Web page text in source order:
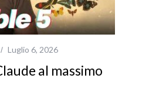
Luglio 6, 2026
al massimo